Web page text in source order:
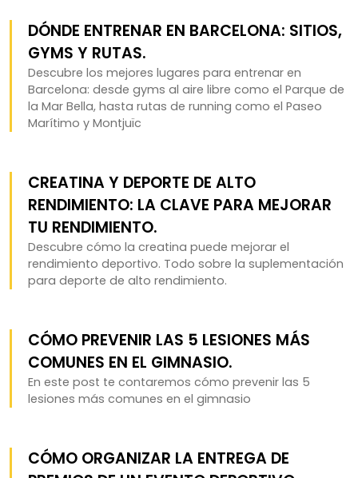
DÓNDE ENTRENAR EN BARCELONA: SITIOS,
GYMS Y RUTAS.
Descubre los mejores lugares para entrenar en
Barcelona: desde gyms al aire libre como el Parque de
la Mar Bella, hasta rutas de running como el Paseo
Marítimo y Montjuïc
CREATINA Y DEPORTE DE ALTO
RENDIMIENTO: LA CLAVE PARA MEJORAR
TU RENDIMIENTO.
Descubre cómo la creatina puede mejorar el
rendimiento deportivo. Todo sobre la suplementación
para deporte de alto rendimiento.
CÓMO PREVENIR LAS 5 LESIONES MÁS
COMUNES EN EL GIMNASIO.
En este post te contaremos cómo prevenir las 5
lesiones más comunes en el gimnasio
CÓMO ORGANIZAR LA ENTREGA DE